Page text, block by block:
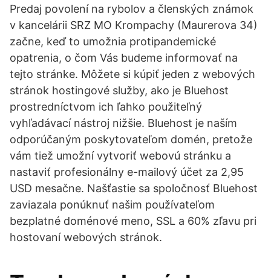
Predaj povolení na rybolov a členských známok
v kancelárii SRZ MO Krompachy (Maurerova 34)
začne, keď to umožnia protipandemické
opatrenia, o čom Vás budeme informovať na
tejto stránke. Môžete si kúpiť jeden z webových
stránok hostingové služby, ako je Bluehost
prostredníctvom ich ľahko použiteľný
vyhľadávací nástroj nižšie. Bluehost je naším
odporúčaným poskytovateľom domén, pretože
vám tiež umožní vytvoriť webovú stránku a
nastaviť profesionálny e-mailový účet za 2,95
USD mesačne. Našťastie sa spoločnosť Bluehost
zaviazala ponúknuť našim používateľom
bezplatné doménové meno, SSL a 60% zľavu pri
hostovaní webových stránok.